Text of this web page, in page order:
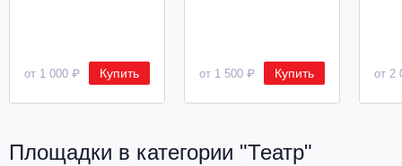
от 1 000 ₽ Купить от 1 500 ₽ Купить от 2
Площадки в категории "Театр"